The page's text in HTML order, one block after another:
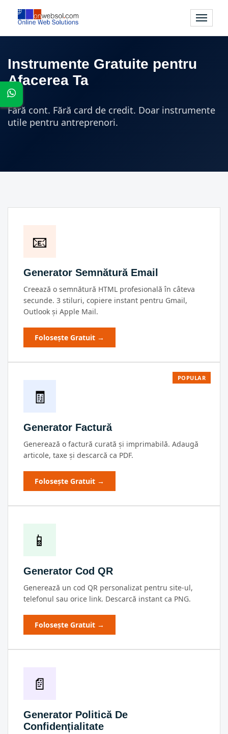
navigare
Instrumente Gratuite pentru
Afacerea Ta
Fără cont. Fără card de credit. Doar instrumente
utile pentru antreprenori.
📧
Generator Semnătură Email
Creează o semnătură HTML profesională în câteva
secunde. 3 stiluri, copiere instant pentru Gmail,
Outlook și Apple Mail.
Folosește Gratuit →
POPULAR
🧾
Generator Factură
Generează o factură curată și imprimabilă. Adaugă
articole, taxe și descarcă ca PDF.
Folosește Gratuit →
📱
Generator Cod QR
Generează un cod QR personalizat pentru site-ul,
telefonul sau orice link. Descarcă instant ca PNG.
Folosește Gratuit →
📄
Generator Politică De
Confidențialitate